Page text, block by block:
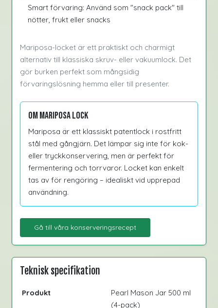
Smart förvaring: Använd som "snack pack" till
nötter, frukt eller snacks
Mariposa-locket är ett praktiskt och charmigt
alternativ till klassiska skruv- eller vakuumlock. Det
gör burken perfekt som mångsidig
förvaringslösning hemma eller till presenter.
Om Mariposa Lock
Mariposa är ett klassiskt patentlock i rostfritt
stål med gångjärn. Det lämpar sig inte för kok-
eller tryckkonservering, men är perfekt för
fermentering och torrvaror. Locket kan enkelt
tas av för rengöring – idealiskt vid upprepad
användning.
Gå till våra konserveringsrecept
Teknisk specifikation
Produkt
Pearl Mason Jar 500 ml
(4-pack)